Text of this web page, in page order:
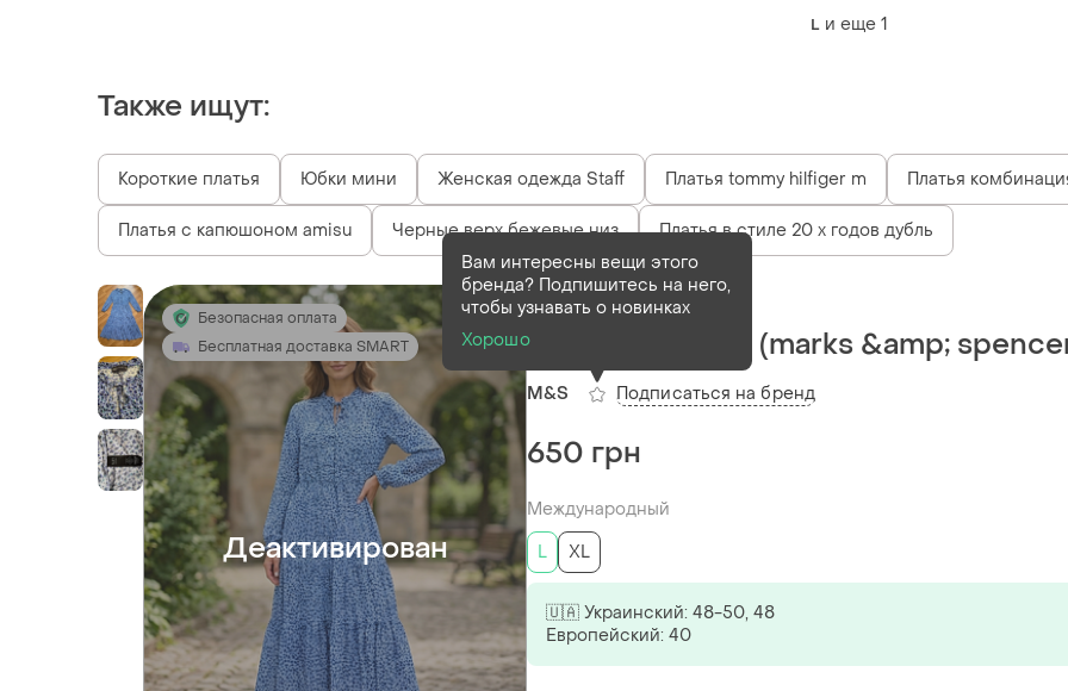
L и еще 1
Также ищут:
Короткие платья Юбки мини Женская одежда Staff Платья tommy hilfiger m Платья
Платья с капюшоном amisu Черные верх бежевые низ Платья в стиле 20 х годов дубль
Безопасная оплата
Бесплатная доставка SMART
Деактивирован
Деактивирован 1 шт
Сукня m&amp;s (marks &amp;
M&S
Вам интересны вещи этого
бренда? Подпишитесь на него,
чтобы узнавать о новинках
Хорошо
Подписаться на бренд
650 грн
Международный
L
XL
🇺🇦 Украинский: 48-50, 48
Европейский: 40